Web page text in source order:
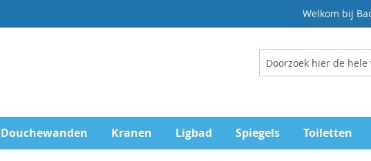
Welkom bij
Zoeken
Douchewanden Kranen Ligbad Spiegels Toiletten